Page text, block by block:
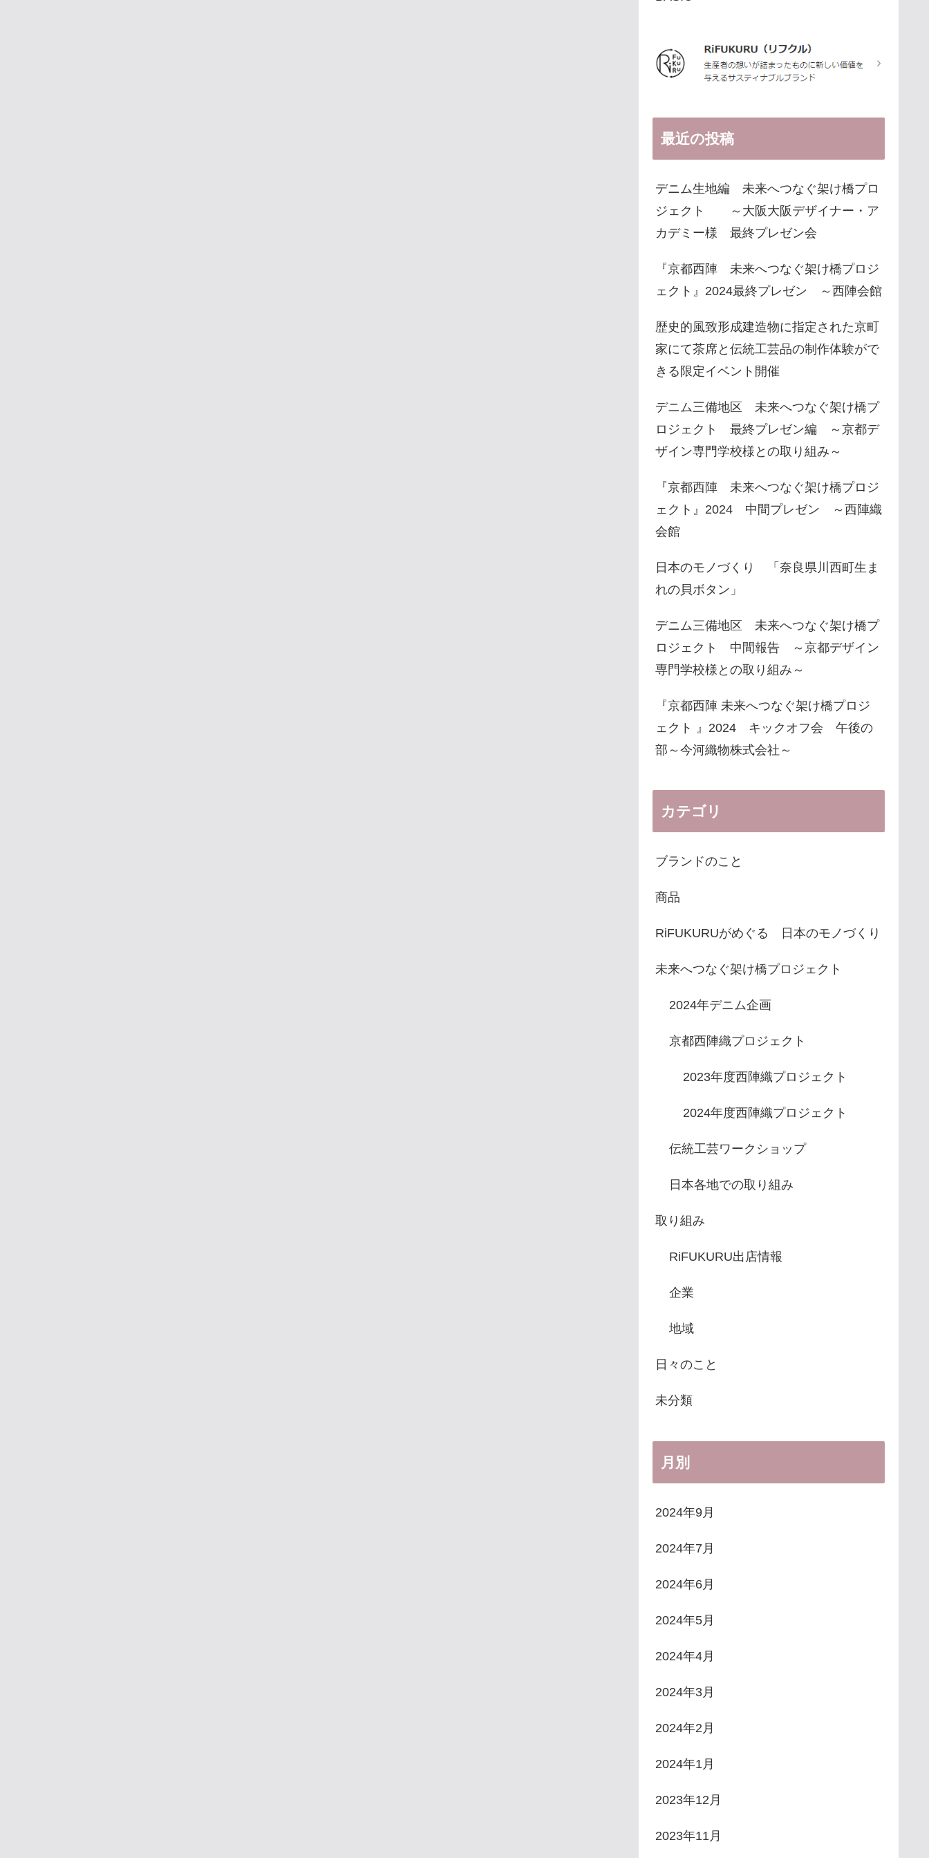
最近の投稿
デニム生地編 未来へつなぐ架け橋プロ
ジェクト ～大阪大阪デザイナー・ア
カデミー様 最終プレゼン会
『京都西陣 未来へつなぐ架け橋プロジ
ェクト』2024最終プレゼン ～西陣会館
歴史的風致形成建造物に指定された京町
家にて茶席と伝統工芸品の制作体験がで
きる限定イベント開催
デニム三備地区 未来へつなぐ架け橋プ
ロジェクト 最終プレゼン編 ～京都デ
ザイン専門学校様との取り組み～
『京都西陣 未来へつなぐ架け橋プロジ
ェクト』2024 中間プレゼン ～西陣織
会館
日本のモノづくり 「奈良県川西町生ま
れの貝ボタン」
デニム三備地区 未来へつなぐ架け橋プ
ロジェクト 中間報告 ～京都デザイン
専門学校様との取り組み～
『京都西陣 未来へつなぐ架け橋プロジ
ェクト 』2024 キックオフ会 午後の
部～今河織物株式会社～
カテゴリ
ブランドのこと
商品
RiFUKURUがめぐる 日本のモノづくり
未来へつなぐ架け橋プロジェクト
2024年デニム企画
京都西陣織プロジェクト
2023年度西陣織プロジェクト
2024年度西陣織プロジェクト
伝統工芸ワークショップ
日本各地での取り組み
取り組み
RiFUKURU出店情報
企業
地域
日々のこと
未分類
月別
2024年9月
2024年7月
2024年6月
2024年5月
2024年4月
2024年3月
2024年2月
2024年1月
2023年12月
2023年11月